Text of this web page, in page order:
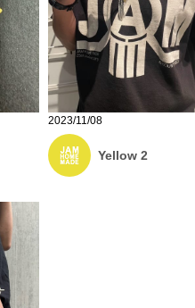
2023/11/08
Yellow 2